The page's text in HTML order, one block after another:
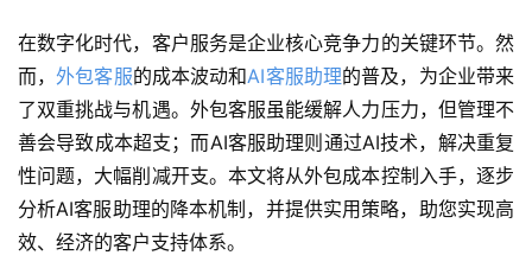
在数字化时代，客户服务是企业核心竞争力的关键环节。然
而，外包客服的成本波动和AI客服助理的普及，为企业带来
了双重挑战与机遇。外包客服虽能缓解人力压力，但管理不
善会导致成本超支；而AI客服助理则通过AI技术，解决重复
性问题，大幅削减开支。本文将从外包成本控制入手，逐步
分析AI客服助理的降本机制，并提供实用策略，助您实现高
效、经济的客户支持体系。